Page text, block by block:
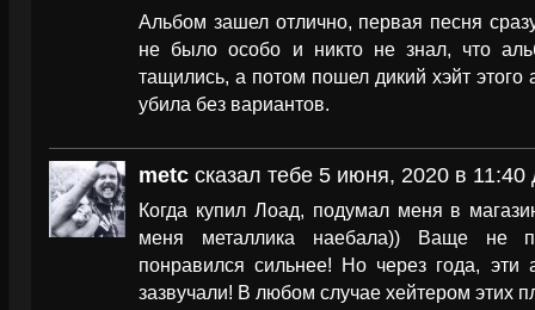
Альбом зашел отлично, первая песня
не было особо и никто не знал, что
тащились, а потом пошел дикий хэйт
убила без вариантов.
metc сказал тебе 5 июня, 2020 в 11:40
Когда купил Лоад, подумал меня в
меня металлика наебала)) Ваще не
понравился сильнее! Но через года,
зазвучали! В любом случае хейтером этих